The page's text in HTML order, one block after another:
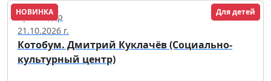
НОВИНКА Для детей
Краснодар
21.10.2026 г.
Котобум. Дмитрий Куклачёв (Социально-
культурный центр)